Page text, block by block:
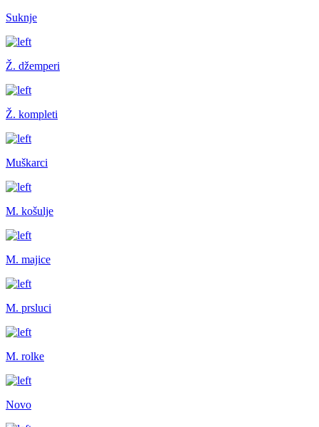
Suknje
Ž. džemperi
Ž. kompleti
Muškarci
M. košulje
M. majice
M. prsluci
M. rolke
Novo